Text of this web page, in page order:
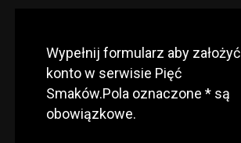
Wypełnij formularz aby założyć
konto w serwisie Pięć
Smaków.Pola oznaczone * są
obowiązkowe.